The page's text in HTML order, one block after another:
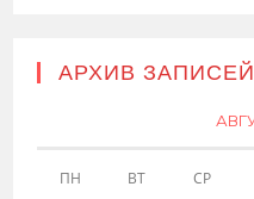
АРХИВ ЗАПИСЕЙ
ПН ВТ СР